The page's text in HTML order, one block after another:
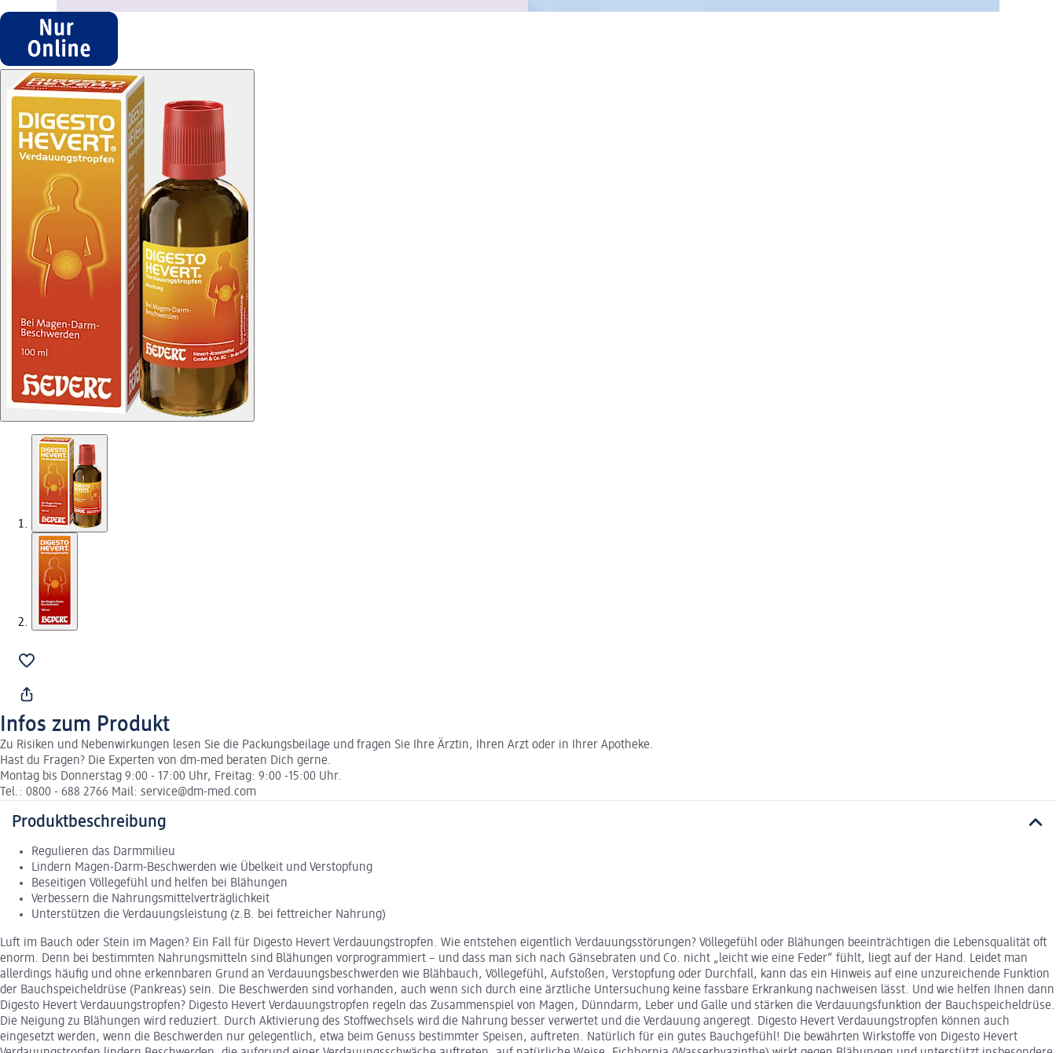
Infos zum Produkt
Zu Risiken und Nebenwirkungen lesen Sie die Packungsbeilage und fragen Sie Ihre Ärztin, Ihren Arzt oder in Ihrer Apotheke.
Hast du Fragen? Die Experten von dm-med beraten Dich gerne.
Montag bis Donnerstag 9:00 - 17:00 Uhr, Freitag: 9:00 -15:00 Uhr.
Tel.: 0800 - 688 2766 Mail: service@dm-med.com
Produktbeschreibung
Regulieren das Darmmilieu
Lindern Magen-Darm-Beschwerden wie Übelkeit und Verstopfung
Beseitigen Völlegefühl und helfen bei Blähungen
Verbessern die Nahrungsmittelverträglichkeit
Unterstützen die Verdauungsleistung (z.B. bei fettreicher Nahrung)
Luft im Bauch oder Stein im Magen? Ein Fall für Digesto Hevert Verdauungstropfen. Wie entstehen eigentlich Verdauungsstörungen? Völlegefühl oder Blähungen beeinträchtigen die Lebensqualität oft
enorm. Denn bei bestimmten Nahrungsmitteln sind Blähungen vorprogrammiert – und dass man sich nach Gänsebraten und Co. nicht „leicht wie eine Feder“ fühlt, liegt auf der Hand. Leidet man
allerdings häufig und ohne erkennbaren Grund an Verdauungsbeschwerden wie Blähbauch, Völlegefühl, Aufstoßen, Verstopfung oder Durchfall, kann das ein Hinweis auf eine unzureichende Funktion
der Bauchspeicheldrüse (Pankreas) sein. Die Beschwerden sind vorhanden, auch wenn sich durch eine ärztliche Untersuchung keine fassbare Erkrankung nachweisen lässt. Und wie helfen Ihnen dann
Digesto Hevert Verdauungstropfen? Digesto Hevert Verdauungstropfen regeln das Zusammenspiel von Magen, Dünndarm, Leber und Galle und stärken die Verdauungsfunktion der Bauchspeicheldrüse.
Die Neigung zu Blähungen wird reduziert. Durch Aktivierung des Stoffwechsels wird die Nahrung besser verwertet und die Verdauung angeregt. Digesto Hevert Verdauungstropfen können auch
eingesetzt werden, wenn die Beschwerden nur gelegentlich, etwa beim Genuss bestimmter Speisen, auftreten. Natürlich für ein gutes Bauchgefühl! Die bewährten Wirkstoffe von Digesto Hevert